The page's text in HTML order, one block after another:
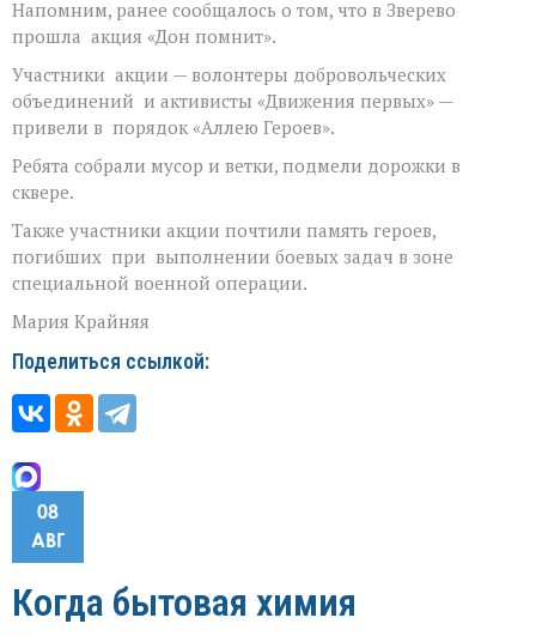
Напомним, ранее сообщалось о том, что в Зверево
прошла акция «Дон помнит».
Участники акции — волонтеры добровольческих
объединений и активисты «Движения первых» —
привели в порядок «Аллею Героев».
Ребята собрали мусор и ветки, подмели дорожки в
сквере.
Также участники акции почтили память героев,
погибших при выполнении боевых задач в зоне
специальной военной операции.
Мария Крайняя
Поделиться ссылкой:
08
АВГ
Когда бытовая химия